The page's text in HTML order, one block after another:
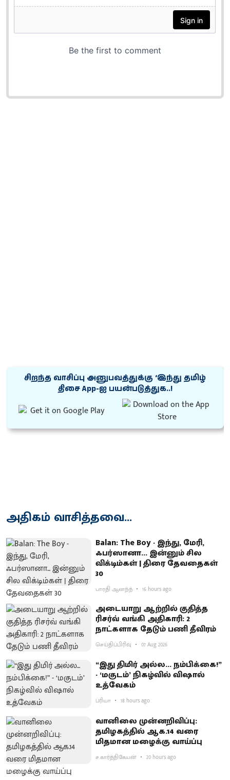
சிறந்த வாசிப்பு அனுபவத்துக்கு ‘இந்து தமிழ்
திசை App-ஐ பயன்படுத்துக..!
அதிகம் வாசித்தவை...
Balan: The Boy - இந்து, மேரி,
ஃபர்ஸானா... இன்னும் சில
விக்டிம்கள் | திரை தேவதைகள்
30
பாரதி ஆனந்த் 16 hours ago
அடையாறு ஆற்றில் குதித்த
ரிசர்வ் வங்கி அதிகாரி: 2
நாட்களாக தேடும் பணி தீவிரம்
செய்திப்பிரிவு 07 Aug 2026
“இது திமிர் அல்ல... நம்பிக்கை!”
- ‘மகுடம்’ நிகழ்வில் விஷால்
உத்வேகம்
ப்ரியா 18 hours ago
வானிலை முன்னறிவிப்பு:
தமிழகத்தில் ஆக.14 வரை
மிதமான மழைக்கு வாய்ப்பு
ச.கார்த்திகேயன் 20 hours ago